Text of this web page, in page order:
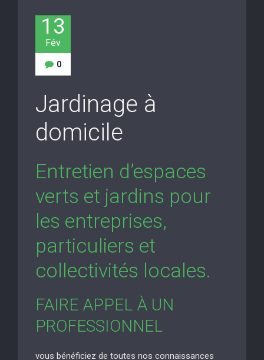
13
Fév
0
Jardinage à
domicile
Entretien d’espaces
verts et jardins pour
les entreprises,
particuliers et
collectivités locales.
FAIRE APPEL À UN
PROFESSIONNEL
vous bénéficiez de toutes nos connaissances